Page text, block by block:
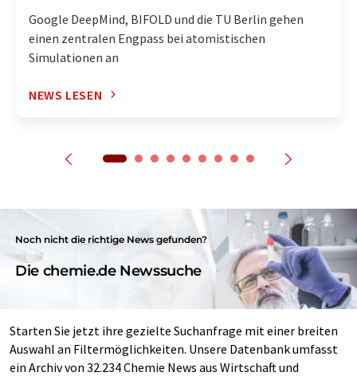
Google DeepMind, BIFOLD und die TU Berlin gehen
einen zentralen Engpass bei atomistischen
Simulationen an
NEWS LESEN
Noch nicht die richtige News gefunden?
Die chemie.de Newssuche
Starten Sie jetzt ihre gezielte Suchanfrage mit einer breiten
Auswahl an Filtermöglichkeiten. Unsere Datenbank umfasst
ein Archiv von 32.234 Chemie News aus Wirtschaft und